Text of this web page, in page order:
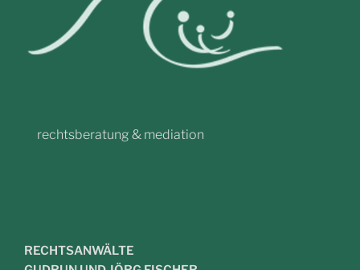
rechtsberatung & mediation
RECHTSANWÄLTE